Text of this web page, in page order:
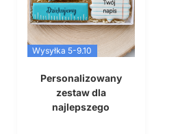
Wysyłka 5-9.10
Personalizowany
zestaw dla
najlepszego